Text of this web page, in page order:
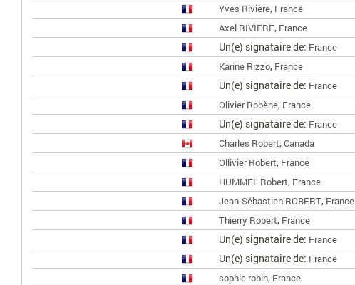
Yves Rivière, France
Axel RIVIERE, France
Un(e) signataire de: France
Karine Rizzo, France
Un(e) signataire de: France
Olivier Robène, France
Un(e) signataire de: France
Charles Robert,Canada
Ollivier Robert, France
HUMMEL Robert, France
Jean-Sébastien ROBERT, France
Thierry Robert, France
Un(e) signataire de: France
Un(e) signataire de: France
sophie robin, France